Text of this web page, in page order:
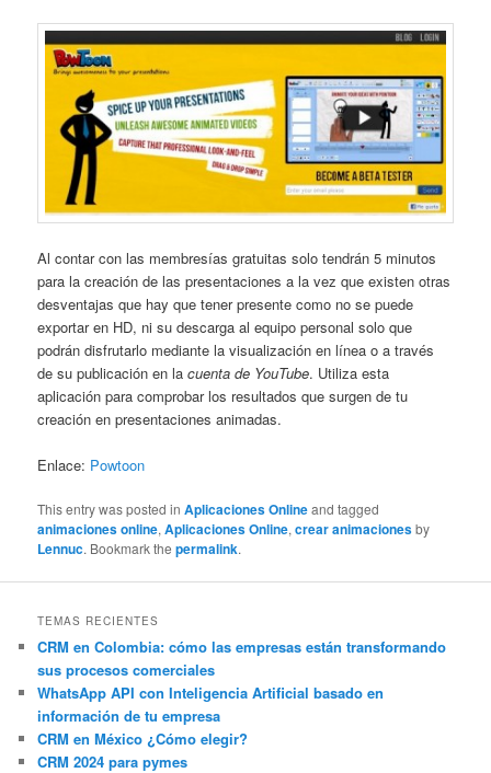
Al contar con las membresías gratuitas solo tendrán 5 minutos
para la creación de las presentaciones a la vez que existen otras
desventajas que hay que tener presente como no se puede
exportar en HD, ni su descarga al equipo personal solo que
podrán disfrutarlo mediante la visualización en línea o a través
de su publicación en lacuenta de YouTube. Utiliza esta
aplicación para comprobar los resultados que surgen de tu
creación en presentaciones animadas.
Enlace: Powtoon
This entry was posted inAplicaciones Onlineand tagged
animaciones online,Aplicaciones Online,crear animacionesby
Lennuc. Bookmark thepermalink.
TEMAS RECIENTES
CRM en Colombia: cómo las empresas están transformando
sus procesos comerciales
WhatsApp API con Inteligencia Artificial basado en
información de tu empresa
CRM en México ¿Cómo elegir?
CRM 2024 para pymes